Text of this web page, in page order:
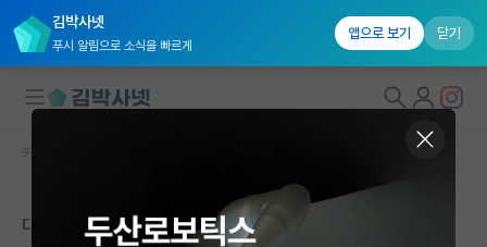
김박사넷
푸시 알림으로 소식을 빠르게
앱으로 보기 닫기
국내대학원 정보
커뮤니티 홈
대학원 입학 스펙 문의